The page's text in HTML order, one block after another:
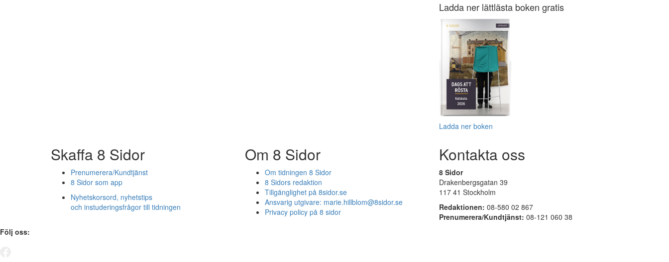
Ladda ner lättlästa boken gratis
Ladda ner boken
Skaffa 8 Sidor
Prenumerera/Kundtjänst
8 Sidor som app
Nyhetskorsord, nyhetstips
och instuderingsfrågor till tidningen
Om 8 Sidor
Om tidningen 8 Sidor
8 Sidors redaktion
Tillgänglighet på 8sidor.se
Ansvarig utgivare: marie.hillblom@8sidor.se
Privacy policy på 8 sidor
Kontakta oss
8 Sidor
Drakenbergsgatan 39
117 41 Stockholm
Redaktionen: 08-580 02 867
Prenumerera/Kundtjänst: 08-121 060 38
Följ oss: